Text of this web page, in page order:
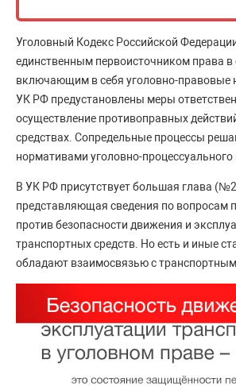
Уголовный Кодекс Российской
единственным первоисточником права в
включающим в себя уголовно-правовые
УК РФ предустановлены меры
осуществление противоправных
средствах. Сопредельные процессы
нормативами уголовно-процессуального
В УК РФ присутствует большая глава
представляющая сведения по вопросам
против безопасности движения и
транспортных средств. Но есть и иные
обладают взаимосвязью с